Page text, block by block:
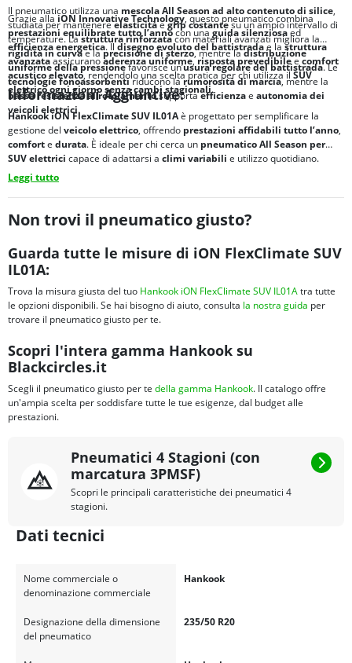
Grazie allaiON Innovative Technology, questo pneumatico combina
prestazioni equilibrate tutto l’annocon unaguida silenziosaed
efficienza energetica. Ildisegno evoluto del battistradae lastruttura
avanzataassicuranoaderenza uniforme,risposta prevedibileecomfort
acustico elevato, rendendolo una scelta pratica per chi utilizza ilSUV
elettrico ogni giornosenza cambi stagionali.
Il pneumatico utilizza una mescola All Season ad alto contenuto di silice,
studiata per mantenereelasticitàegrip costantesu un ampio intervallo di
temperature. Lastruttura rinforzatacon materiali avanzati migliora la
rigidità in curvae laprecisione di sterzo, mentre ladistribuzione
uniforme della pressionefavorisce un’usura regolare del battistrada. Le
tecnologie fonoassorbentiriducono larumorosità di marcia, mentre la
bassa resistenza al rotolamentosupportaefficienzae autonomia dei
veicoli elettrici.
Informazioni Aggiuntive:
Hankook iON FlexClimate SUV IL01Aè progettato per semplificare la
gestione del veicolo elettrico, offrendo prestazioni affidabili tutto l’anno,
comforte durata. È ideale per chi cerca un pneumatico All Season per
SUV elettrici capace di adattarsi a climi variabili e utilizzo quotidiano.
Leggi tutto
Non trovi il pneumatico giusto?
Guarda tutte le misure di iON FlexClimate SUV
IL01A:
Trova la misura giusta del tuo Hankook iON FlexClimate SUV IL01Atra tutte
le opzioni disponibili. Se hai bisogno di aiuto, consulta la nostra guida per
trovare il pneumatico giusto per te.
Scopri l'intera gamma Hankook su
Blackcircles.it
Scegli il pneumatico giusto per te della gamma Hankook. Il catalogo offre
un'ampia scelta per soddisfare tutte le tue esigenze, dal budget alle
prestazioni.
Pneumatici 4 Stagioni (con
marcatura 3PMSF)
Scopri le principali caratteristiche dei pneumatici 4
stagioni.
Dati tecnici
Nome commerciale o
denominazione commerciale
Hankook
Designazione della dimensione
del pneumatico
235/50 R20